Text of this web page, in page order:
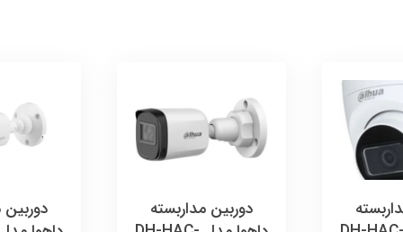
دوربین مداربسته
دوربین